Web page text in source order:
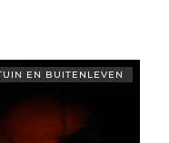
EN BUITENLEVEN